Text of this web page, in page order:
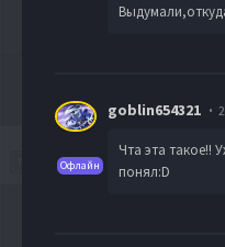
Офлайн
goblin654321
Чта эта такое!!
понял:D